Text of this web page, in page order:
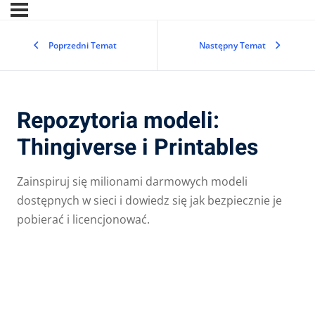
Poprzedni Temat Następny Temat
Repozytoria modeli:
Thingiverse i Printables
Zainspiruj się milionami darmowych modeli
dostępnych w sieci i dowiedz się jak bezpiecznie je
pobierać i licencjonować.